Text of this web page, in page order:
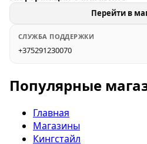
Перейти в
СЛУЖБА ПОДДЕРЖКИ
+375291230070
Популярные
Главная
Магазины
Кингстайл